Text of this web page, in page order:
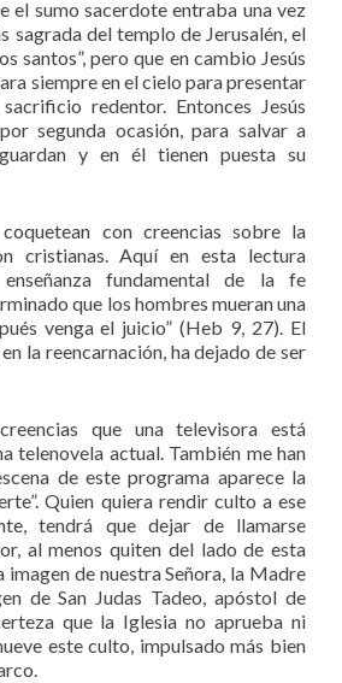
el sumo sacerdote entraba una vez
sagrada del templo de Jerusalén, el
santos”, pero que en cambio Jesús
siempre en el cielo para presentar
redentor. Entonces Jesús
segunda ocasión, para salvar a
y en él tienen puesta su
con creencias sobre la
cristianas. Aquí en esta lectura
fundamental de la fe
que los hombres mueran una
venga el juicio” (Heb 9, 27). El
la reencarnación, ha dejado de ser
que una televisora está
telenovela actual. También me han
de este programa aparece la
Quien quiera rendir culto a ese
tendrá que dejar de llamarse
al menos quiten del lado de esta
imagen de nuestra Señora, la Madre
de San Judas Tadeo, apóstol de
que la Iglesia no aprueba ni
este culto, impulsado más bien